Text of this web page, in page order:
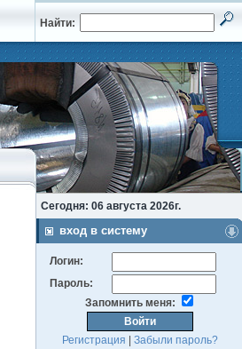
Найти:
Сегодня: 06 августа 2026г.
вход в систему
Логин:
Пароль:
Запомнить меня:
Регистрация Забыли пароль?